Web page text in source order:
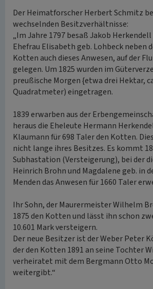
Der Heimatforscher Herbert Schmitz
wechselnden Besitzverhältnisse:
„Im Jahre 1797 besaß Jakob
Ehefrau Elisabeth geb. Lohbeck neben
Kotten auch dieses Anwesen, auf der
gelegen. Um 1825 wurden im
preußische Morgen {etwa drei Hektar,
Quadratmeter) eingetragen.
1839 erwarben aus der
heraus die Eheleute Hermann
Klaumann für 698 Taler den Kotten.
nicht lange ihres Besitzes. Es kommt
Subhastation (Versteigerung), bei der
Heinrich Brohn und Magdalene geb. in
Menden das Anwesen für 1660 Taler
Ihr Sohn, der Maurermeister Wilhelm
1875 den Kotten und lässt ihn schon
10.601 Mark versteigern.
Der neue Besitzer ist der Weber Peter
der den Kotten 1891 an seine Tochter
verheiratet mit dem Bergmann Otto
weitergibt.“